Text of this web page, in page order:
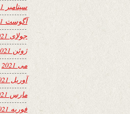
سپتامبر 2021
آگوست 2021
جولای 2021
ژوئن 2021
می 2021
آوریل 2021
مارس 2021
فوریه 2021